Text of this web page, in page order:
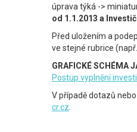
úprava týká ->
od 1.1.2013 a
Před uložením a
ve stejné rubrice
GRAFICKÉ SCHÉMA
Postup vyplnění
V případě dotazů
cr.cz